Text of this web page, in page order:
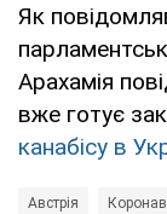
Як
Арахамія
вже готує
канабісу в
Австрія